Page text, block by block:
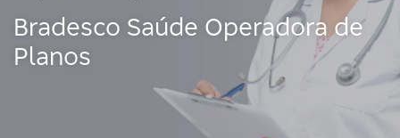
Bradesco Saúde Operadora de
Planos